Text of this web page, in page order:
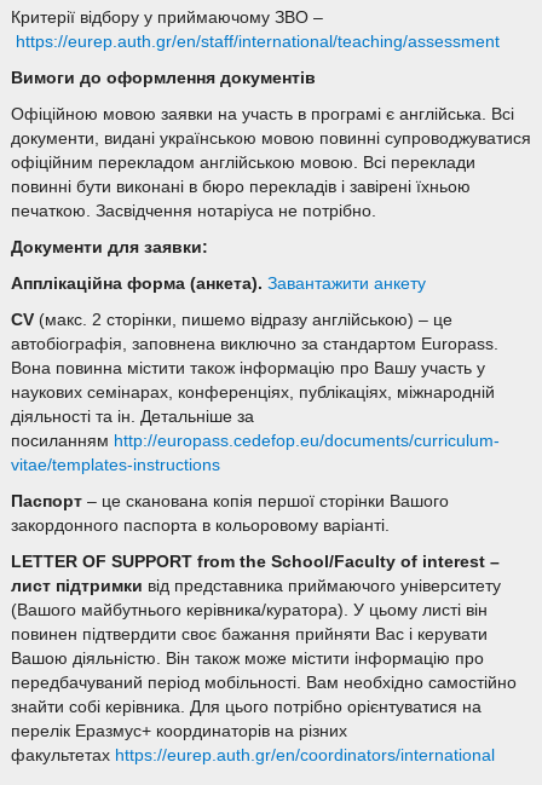
Критерії відбору у приймаючому ЗВО –
https://eurep.auth.gr/en/staff/international/teaching/assessment
Вимоги до оформлення документів
Офіційною мовою заявки на участь в програмі є англійська. Всі
документи, видані українською мовою повинні супроводжуватися
офіційним перекладом англійською мовою. Всі переклади
повинні бути виконані в бюро перекладів і завірені їхньою
печаткою. Засвідчення нотаріуса не потрібно.
Документи для заявки:
Апплікаційна форма (анкета). Завантажити анкету
CV(макс. 2 сторінки, пишемо відразу англійською) – це
автобіографія, заповнена виключно за стандартом Europass.
Вона повинна містити також інформацію про Вашу участь у
наукових семінарах, конференціях, публікаціях, міжнародній
діяльності та ін. Детальніше за
посиланням http://europass.cedefop.eu/documents/curriculum-
vitae/templates-instructions
Паспорт– це сканована копія першої сторінки Вашого
закордонного паспорта в кольоровому варіанті.
LETTER OF SUPPORT from the School/Faculty of interest –
лист підтримки від представника приймаючого університету
(Вашого майбутнього керівника/куратора). У цьому листі він
повинен підтвердити своє бажання прийняти Вас і керувати
Вашою діяльністю. Він також може містити інформацію про
передбачуваний період мобільності. Вам необхідно самостійно
знайти собі керівника. Для цього потрібно орієнтуватися на
перелік Еразмус+ координаторів на різних
факультетах https://eurep.auth.gr/en/coordinators/international